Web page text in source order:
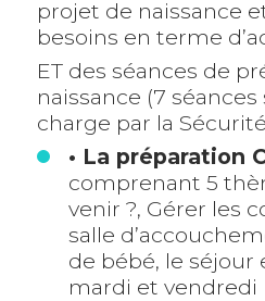
projet de naissance
besoins en terme
ET des séances de
naissance (7
charge par la
• La préparation
comprenant 5
venir ?, Gérer les
salle
de bébé, le séjour
mardi et vendredi